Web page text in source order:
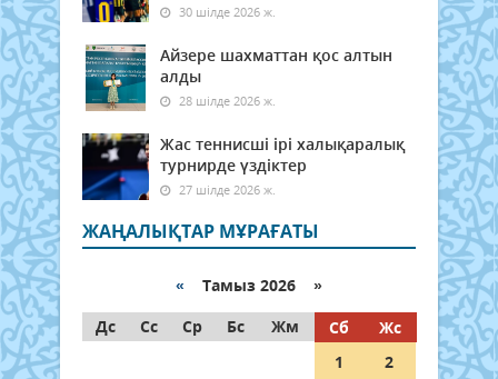
30 шілде 2026 ж.
Айзере шахматтан қос алтын
алды
28 шілде 2026 ж.
Жас теннисші ірі халықаралық
турнирде үздіктер
27 шілде 2026 ж.
ЖАҢАЛЫҚТАР МҰРАҒАТЫ
« Тамыз 2026 »
Дс
Сс Ср Бс Жм Сб
Жс
1
2